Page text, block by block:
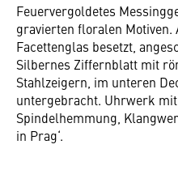
Feuervergoldetes
gravierten floralen Motiven.
Facettenglas besetzt,
Silbernes Ziffernblatt mit
Stahlzeigern, im unteren
untergebracht. Uhrwerk mit
Spindelhemmung,
in Prag‘.